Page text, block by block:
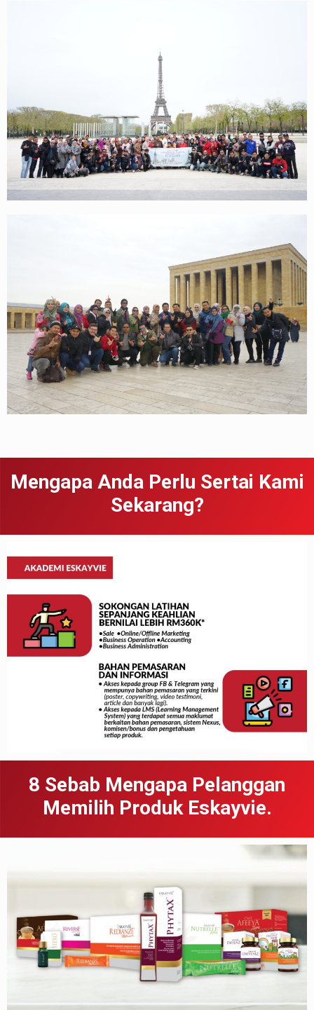
Mengapa Anda Perlu Sertai Kami
Sekarang?
8 Sebab Mengapa Pelanggan
Memilih Produk Eskayvie.